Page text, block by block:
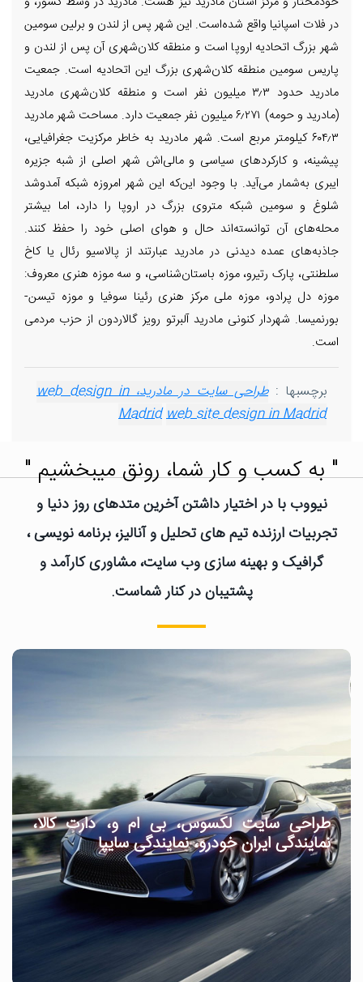
در فلات اسپانیا واقع شده‌است. این شهر پس از لندن و برلین سومین
شهر بزرگ اتحادیه اروپا است و منطقه کلان‌شهری آن پس از لندن و
پاریس سومین منطقه کلان‌شهری بزرگ این اتحادیه است. جمعیت
مادرید حدود ۳٫۳ میلیون نفر است و منطقه کلان‌شهری مادرید
(مادرید و حومه) ۶٫۲۷۱ میلیون نفر جمعیت دارد. مساحت شهر مادرید
۶۰۴٫۳ کیلومتر مربع است. شهر مادرید به خاطر مرکزیت جغرافیایی،
پیشینه، و کارکردهای سیاسی و مالی‌اش شهر اصلی از شبه جزیره
ایبری به‌شمار می‌آید. با وجود این‌که این شهر امروزه شبکه آمدوشد
شلوغ و سومین شبکه متروی بزرگ در اروپا را دارد، اما بیشتر
محله‌های آن توانسته‌اند حال و هوای اصلی خود را حفظ کنند.
جاذبه‌های عمده دیدنی در مادرید عبارتند از پالاسیو رئال یا کاخ
سلطنتی، پارک رتیرو، موزه باستان‌شناسی، و سه موزه هنری معروف:
موزه دل پرادو، موزه ملی مرکز هنری رئینا سوفیا و موزه تیسن-
بورنمیسا. شهردار کنونی مادرید آلبرتو رویز گالاردون از حزب مردمی
است.
برچسبها :
طراحی سایت در مادرید، web design in
Madridweb site design in Madrid
" به کسب و کار شما، رونق میبخشیم "
نیووب با در اختیار داشتن آخرین متدهای روز دنیا و
تجربیات ارزنده تیم های تحلیل و آنالیز، برنامه نویسی ،
گرافیک و بهینه سازی وب سایت، مشاوری کارآمد و
پشتیبان در کنار شماست.
طراحی سایت لکسوس، بی ام و، دارت کالا،
نمایندگی ایران خودرو، نمایندگی سایپا